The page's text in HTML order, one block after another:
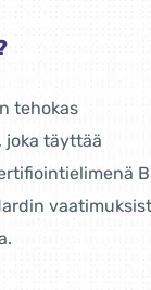
tehokas
täyttää